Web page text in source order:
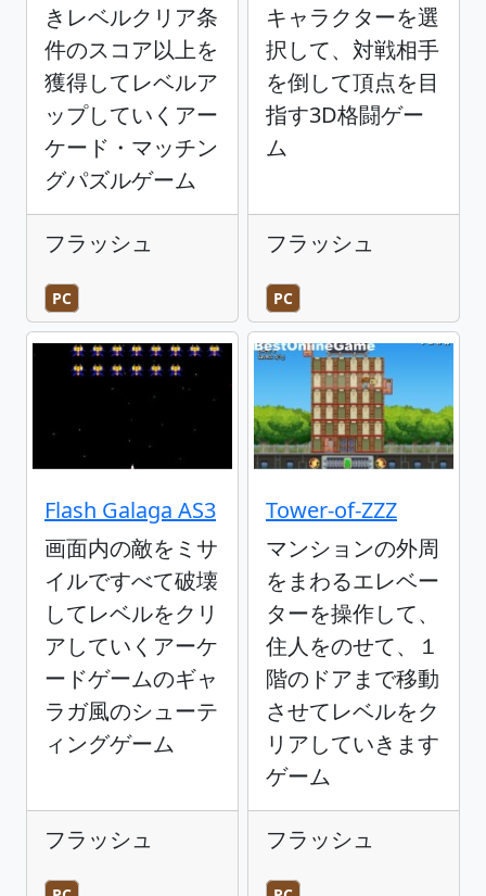
きレベルクリア条
件のスコア以上を
獲得してレベルア
ップしていくアー
ケード・マッチン
グパズルゲーム
フラッシュ
PC
キャラクターを選
択して、対戦相手
を倒して頂点を目
指す3D格闘ゲー
ム
フラッシュ
PC
Flash Galaga AS3
画面内の敵をミサ
イルですべて破壊
してレベルをクリ
アしていくアーケ
ードゲームのギャ
ラガ風のシューテ
ィングゲーム
フラッシュ
Tower-of-ZZZ
マンションの外周
をまわるエレベー
ターを操作して、
住人をのせて、１
階のドアまで移動
させてレベルをク
リアしていきます
ゲーム
フラッシュ